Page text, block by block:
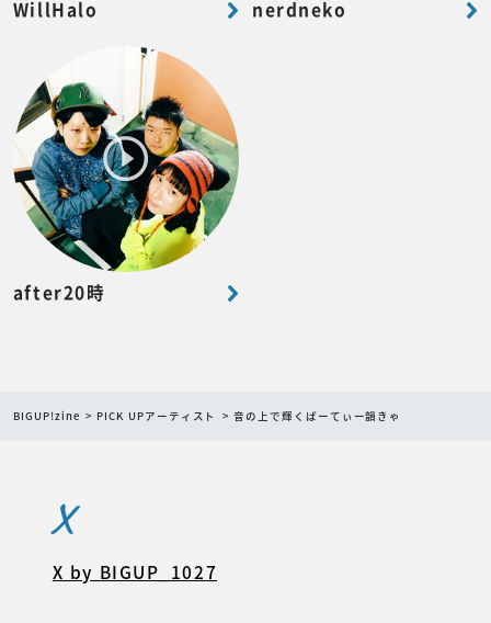
WillHalo nerdneko
after20時
BIGUP!zine PICK UPアーティスト 音の上で輝くぱーてぃー韻きゃ
X
X by BIGUP_1027